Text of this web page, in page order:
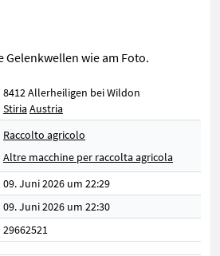
Gelenkwellen wie am Foto.
8412 Allerheiligen bei Wildon
Stiria Austria
Raccolto agricolo
Altre macchine per raccolta agricola
09. Juni 2026 um 22:29
09. Juni 2026 um 22:30
29662521